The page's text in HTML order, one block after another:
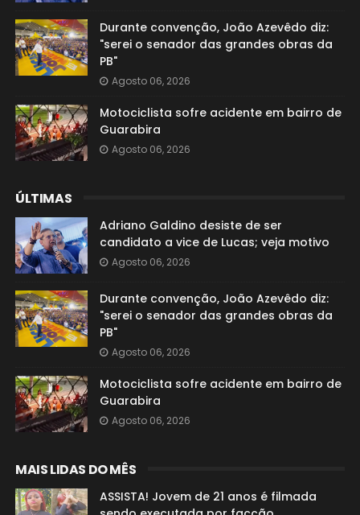
Durante convenção, João Azevêdo diz:
"serei o senador das grandes obras da
PB"
Agosto 06, 2026
Motociclista sofre acidente em bairro de
Guarabira
Agosto 06, 2026
ÚLTIMAS
Adriano Galdino desiste de ser
candidato a vice de Lucas; veja motivo
Agosto 06, 2026
Durante convenção, João Azevêdo diz:
"serei o senador das grandes obras da
PB"
Agosto 06, 2026
Motociclista sofre acidente em bairro de
Guarabira
Agosto 06, 2026
MAIS LIDAS DO MÊS
ASSISTA! Jovem de 21 anos é filmada